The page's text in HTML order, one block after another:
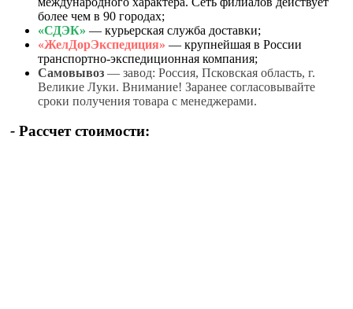
более чем в 90 городах;
«СДЭК» — курьерская служба доставки;
«ЖелДорЭкспедиция» — крупнейшая в России
транспортно-экспедиционная компания;
Самовывоз — завод: Россия, Псковская область, г.
Великие Луки. Внимание! Заранее согласовывайте
сроки получения товара с менеджерами.
- Рассчет стоимости: